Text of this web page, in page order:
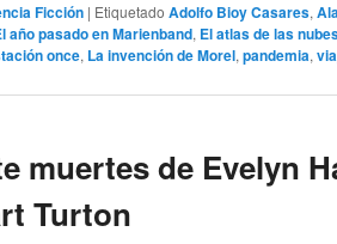
Ficción | Etiquetado Adolfo Bioy Casares,
año pasado en Marienband, El atlas de las
once, La invención de Morel, pandemia,
muertes de Evelyn
Turton